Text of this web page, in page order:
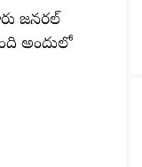
జనరల్
అందులో